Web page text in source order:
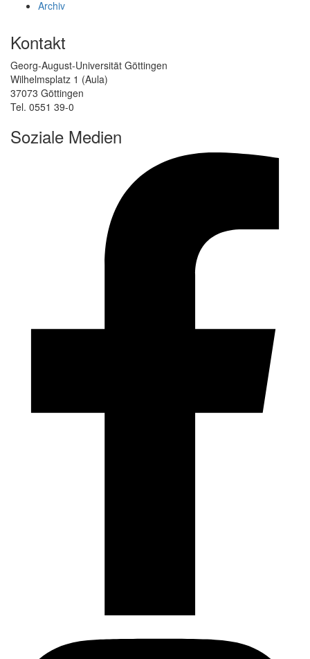
Archiv
Kontakt
Georg-August-Universität Göttingen
Wilhelmsplatz 1 (Aula)
37073 Göttingen
Tel. 0551 39-0
Soziale Medien